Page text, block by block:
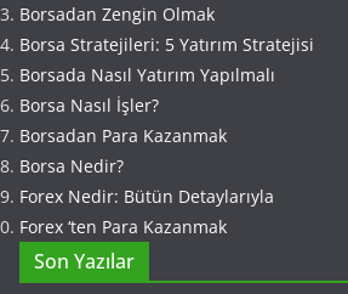
Borsadan Zengin Olmak
Borsa Stratejileri: 5 Yatırım Stratejisi
Borsada Nasıl Yatırım Yapılmalı
Borsa Nasıl İşler?
Borsadan Para Kazanmak
Borsa Nedir?
Forex Nedir: Bütün Detaylarıyla
Forex ‘ten Para Kazanmak
Son Yazılar